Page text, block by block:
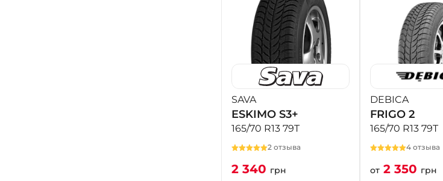
SAVA
ESKIMO S3+
165/70 R13 79T
2 отзыва
2 340 грн
DEBICA
FRIGO 2
165/70 R13 79T
4 отзыва
от 2 350 грн